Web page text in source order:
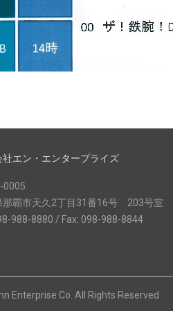
社エン・エンタープライズ
0005
那覇市天久2丁目31番16号 203号室
988-8880 / Fax: 098-988-8844
Enterprise Co. All Rights Reserved.